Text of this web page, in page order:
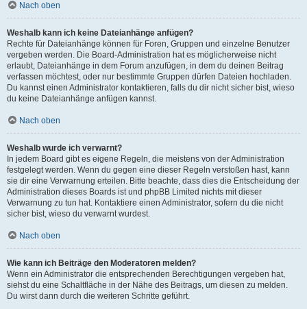
Nach oben
Weshalb kann ich keine Dateianhänge anfügen?
Rechte für Dateianhänge können für Foren, Gruppen und einzelne Benutzer
vergeben werden. Die Board-Administration hat es möglicherweise nicht
erlaubt, Dateianhänge in dem Forum anzufügen, in dem du deinen Beitrag
verfassen möchtest, oder nur bestimmte Gruppen dürfen Dateien hochladen.
Du kannst einen Administrator kontaktieren, falls du dir nicht sicher bist, wieso
du keine Dateianhänge anfügen kannst.
Nach oben
Weshalb wurde ich verwarnt?
In jedem Board gibt es eigene Regeln, die meistens von der Administration
festgelegt werden. Wenn du gegen eine dieser Regeln verstoßen hast, kann
sie dir eine Verwarnung erteilen. Bitte beachte, dass dies die Entscheidung der
Administration dieses Boards ist und phpBB Limited nichts mit dieser
Verwarnung zu tun hat. Kontaktiere einen Administrator, sofern du die nicht
sicher bist, wieso du verwarnt wurdest.
Nach oben
Wie kann ich Beiträge den Moderatoren melden?
Wenn ein Administrator die entsprechenden Berechtigungen vergeben hat,
siehst du eine Schaltfläche in der Nähe des Beitrags, um diesen zu melden.
Du wirst dann durch die weiteren Schritte geführt.